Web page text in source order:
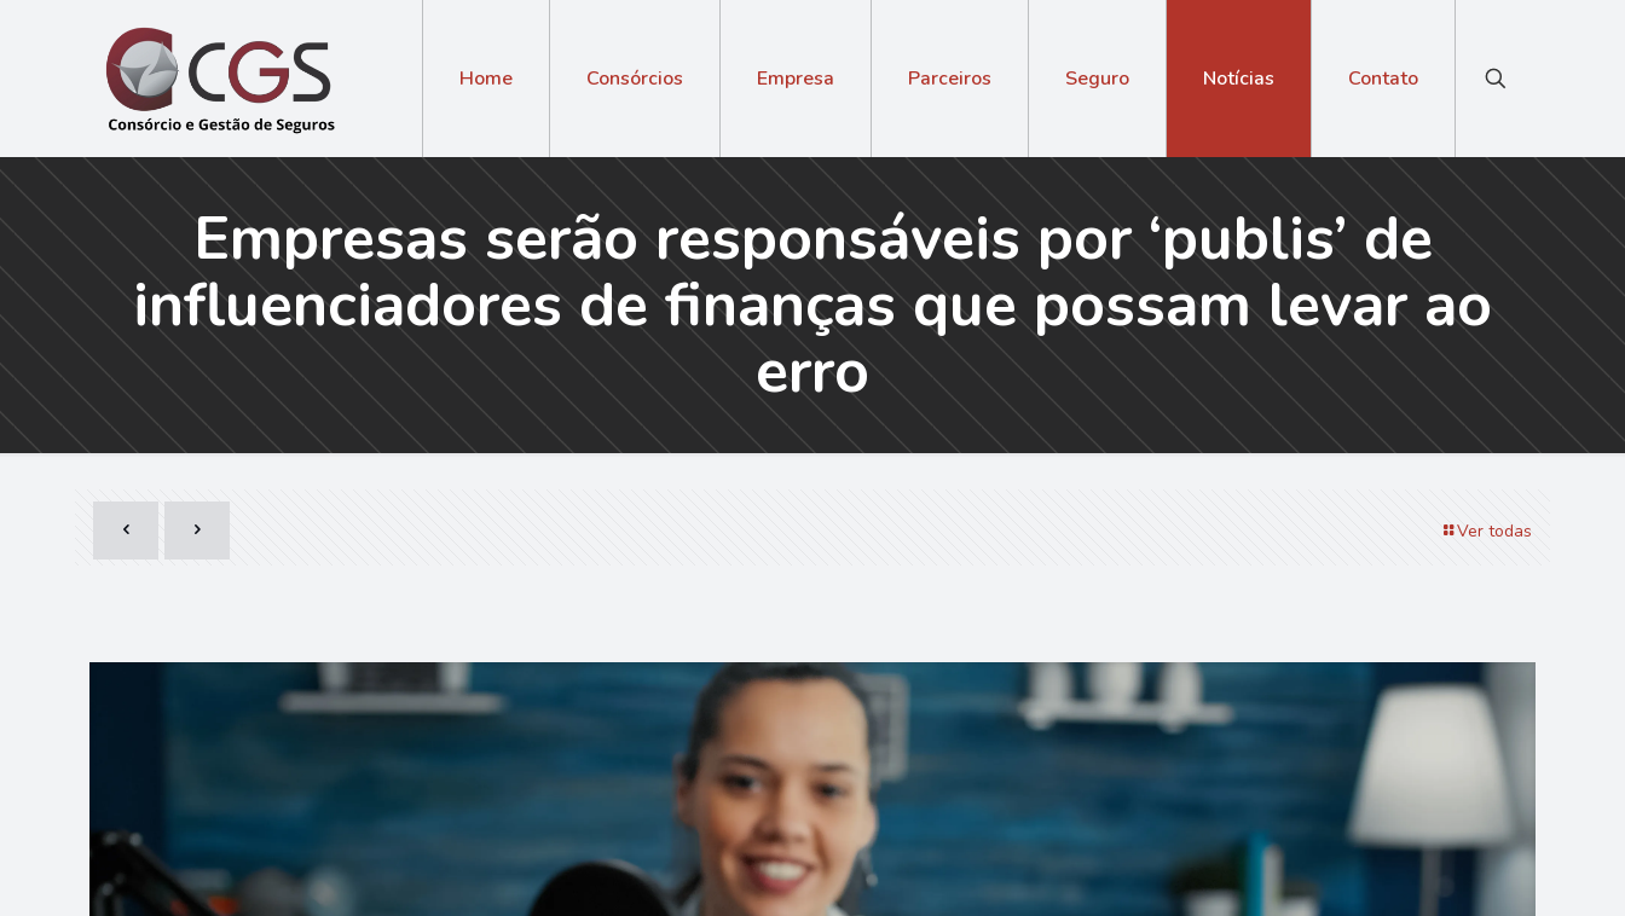
Home Consórcios Empresa Parceiros Seguro Notícias Contato
Empresas serão responsáveis por ‘publis’ de
influenciadores de finanças que possam levar ao
erro
Ver todas